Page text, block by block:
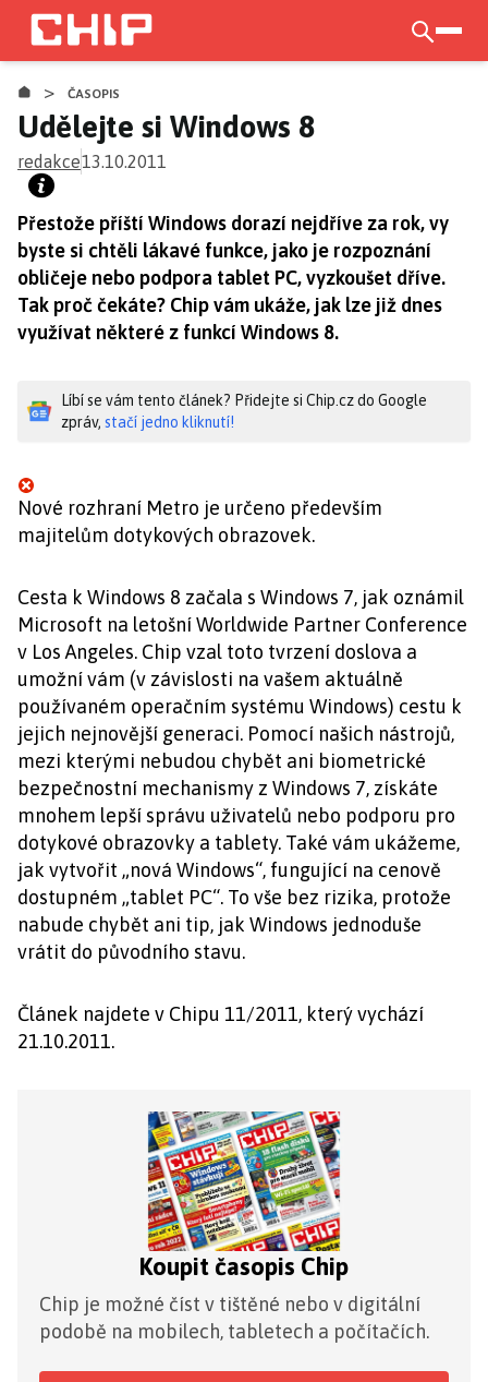
Přejít
hlavnímu
obsahu
> ČASOPIS
Udělejte si Windows 8
redakce13.10.2011
Přestože příští Windows dorazí nejdříve za rok, vy
byste si chtěli lákavé funkce, jako je rozpoznání
obličeje nebo podpora tablet PC, vyzkoušet dříve.
Tak proč čekáte? Chip vám ukáže, jak lze již dnes
využívat některé z funkcí Windows 8.
Líbí se vám tento článek? Přidejte si Chip.cz do Google
zpráv, stačí jedno kliknutí!
Nové rozhraní Metro je určeno především
majitelům dotykových obrazovek.
Cesta k Windows 8 začala s Windows 7, jak oznámil
Microsoft na letošní Worldwide Partner Conference
v Los Angeles. Chip vzal toto tvrzení doslova a
umožní vám (v závislosti na vašem aktuálně
používaném operačním systému Windows) cestu k
jejich nejnovější generaci. Pomocí našich nástrojů,
mezi kterými nebudou chybět ani biometrické
bezpečnostní mechanismy z Windows 7, získáte
mnohem lepší správu uživatelů nebo podporu pro
dotykové obrazovky a tablety. Také vám ukážeme,
jak vytvořit „nová Windows“, fungující na cenově
dostupném „tablet PC“. To vše bez rizika, protože
nabude chybět ani tip, jak Windows jednoduše
vrátit do původního stavu.
Článek najdete v Chipu 11/2011, který vychází
21.10.2011.
Koupit časopis Chip
Chip je možné číst v tištěné nebo v digitální
podobě na mobilech, tabletech a počítačích.